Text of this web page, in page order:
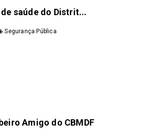
saúde do Distrit...
Segurança Pública
Amigo do CBMDF